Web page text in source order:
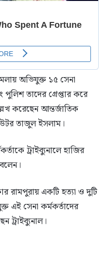
অভিযুক্ত ১৫ সেনা
তাদের গ্রেপ্তার করে
করেছেন আন্তর্জাতিক
তাজুল ইসলাম।
ট্রাইব্যুনালে হাজির
রামপুরায় একটি হত্যা ও দুটি
এই সেনা কর্মকর্তাদের
ট্রাইব্যুনাল।